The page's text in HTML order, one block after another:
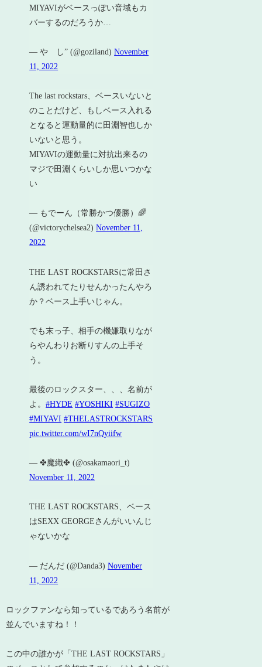
MIYAVIがベースっぽい音域もカ
バーするのだろうか…
— や し” (@goziland)November
11, 2022
The last rockstars、ベースいないと
のことだけど、もしベース入れる
となると運動量的に田淵智也しか
いないと思う。
MIYAVIの運動量に対抗出来るの
マジで田淵くらいしか思いつかな
い
— もでーん（常勝かつ優勝）🌈
(@victorychelsea2)November 11,
2022
THE LAST ROCKSTARSに常田さ
ん誘われてたりせんかったんやろ
か？ベース上手いじゃん。
でも末っ子、相手の機嫌取りなが
らやんわりお断りすんの上手そ
う。
最後のロックスター、、、名前が
よ。#HYDE #YOSHIKI #SUGIZO
#MIYAVI #THELASTROCKSTARS
pic.twitter.com/wI7nQyiifw
— ✤魔織✤ (@osakamaori_t)
November 11, 2022
THE LAST ROCKSTARS、ベース
はSEXX GEORGEさんがいいんじ
ゃないかな
— だんだ (@Danda3)November
11, 2022
ロックファンなら知っているであろう名前が
並んでいますね！！
この中の誰かが「THE LAST ROCKSTARS」